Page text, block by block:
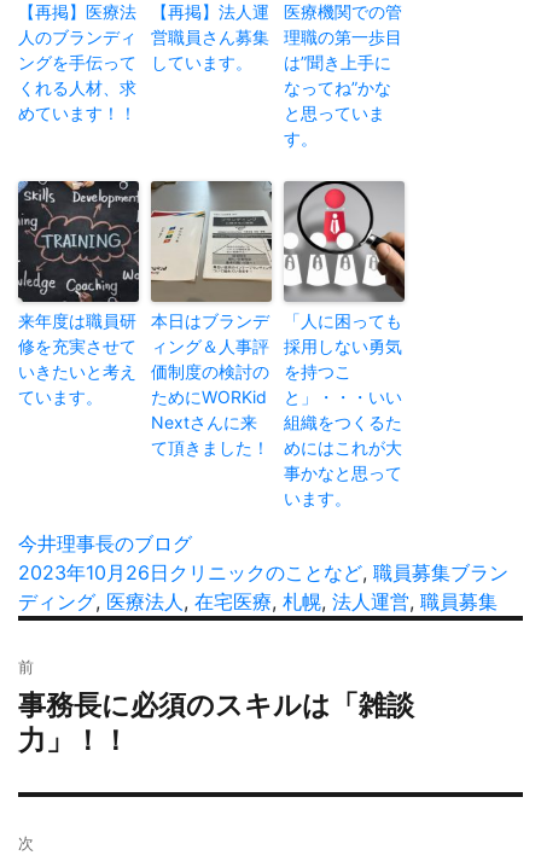
【再掲】医療法
人のブランディ
ングを手伝って
くれる人材、求
めています！！
【再掲】法人運
営職員さん募集
しています。
医療機関での管
理職の第一歩目
は”聞き上手に
なってね”かな
と思っていま
す。
来年度は職員研
修を充実させて
いきたいと考え
ています。
本日はブランデ
ィング＆人事評
価制度の検討の
ためにWORKid
Nextさんに来
て頂きました！
「人に困っても
採用しない勇気
を持つこ
と」・・・いい
組織をつくるた
めにはこれが大
事かなと思って
います。
投
稿
者
今井理事長のブログ
投
稿
2023年10月26日 カ
テ
ー
クリニックのことなど, 職員募集タ
グ
ブラン
ディング, 医療法人, 在宅医療, 札幌, 法人運営, 職員募集
稿
ナ
ビ
シ
前
過
去
の
投
事務長に必須のスキルは「雑談
力」！！
次